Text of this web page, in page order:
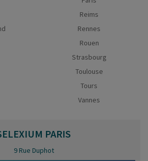
Reims
Rennes
Rouen
Strasbourg
Toulouse
Tours
Vannes
PARIS
9 Rue Duphot